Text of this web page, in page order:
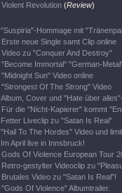
Violent Revolution (Review)
"Suspiria"-Hommage mit
Erste neue Single samt Clip online
Video zu "Conquer And Destroy"
"Become Immortal" "German-
"Midnight Sun" Video online
"Strongest Of The Strong" Video
Album, Cover und "Hate über
Für die "Nicht-Kapierer" kommt
Fetter Liveclip zu "Satan Is Real"
"Hail To The Hordes" Video und
Im April live in Innsbruck!
Gods Of Violence European Tour
Retro-gestylter Videoclip zu
Brutales Video zu "Satan Is Real"!
"Gods Of Violence" Albumtrailer.